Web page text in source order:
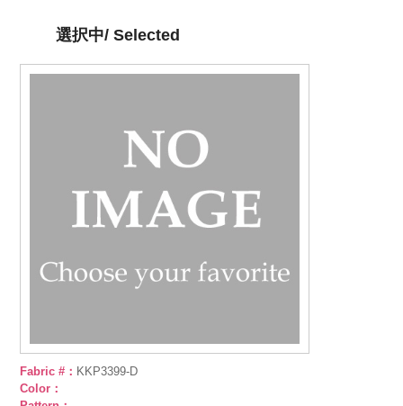
選択中/ Selected
Fabric #： KKP3399-D
Color：